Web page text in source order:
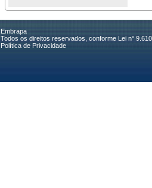
Embrapa
Todos os direitos reservados, conforme Lei n° 9.610
Política de Privacidade